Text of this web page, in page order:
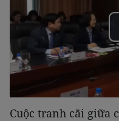
Cuộc tranh cãi giữa